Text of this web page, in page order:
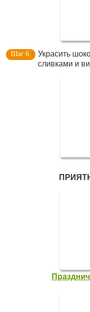
Украсить
сливками и